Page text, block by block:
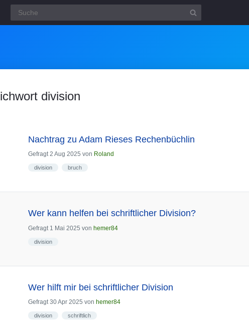
division
Nachtrag zu Adam Rieses Rechenbüchlin
Gefragt 2 Aug 2025 von Roland
division bruch
Wer kann helfen bei schriftlicher Division?
Gefragt 1 Mai 2025 von hemer84
division
Wer hilft mir bei schriftlicher Division
Gefragt 30 Apr 2025 von hemer84
division schriftlich